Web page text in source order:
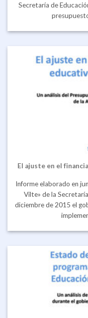
Secretaría de
El ajuste en el
Informe elaborado en
Vilte» de la
diciembre de 2015 el